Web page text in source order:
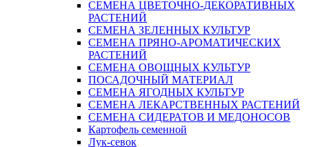
СЕМЕНА ЦВЕТОЧНО-ДЕКОРАТИВНЫХ
РАСТЕНИЙ
СЕМЕНА ЗЕЛЕННЫХ КУЛЬТУР
СЕМЕНА ПРЯНО-АРОМАТИЧЕСКИХ
РАСТЕНИЙ
СЕМЕНА ОВОЩНЫХ КУЛЬТУР
ПОСАДОЧНЫЙ МАТЕРИАЛ
СЕМЕНА ЯГОДНЫХ КУЛЬТУР
СЕМЕНА ЛЕКАРСТВЕННЫХ РАСТЕНИЙ
СЕМЕНА СИДЕРАТОВ И МЕДОНОСОВ
Картофель семенной
Лук-севок